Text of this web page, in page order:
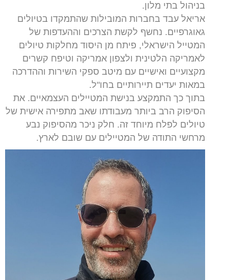
בניהול בתי מלון.
אריאל עבד בחברות המובילות שהתמקדו בטיולים
גאוגרפיים. נחשף לקשת הצרכים וההעדפות של
המטייל הישראלי, פיתח מן היסוד מחלקות טיולים
לאמריקה הלטינית ולצפון אמריקה וטיפח קשרים
מקצועיים ואישיים עם מיטב ספקי השירות וההדרכה
במאות יעדים תיירותיים בחו"ל.
בתוך כך התמקצע בנישת המטיילים העצמאיים. את
הסיפוק הרב ביותר מעבודתו שאב מתפירה אישית של
טיולים לפלח מיוחד זה. חלק ניכר מהסיפוק נבע
מרחשי התודה של המטיילים עם שובם לארץ.